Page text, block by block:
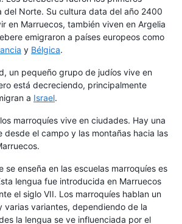
del Norte. Su cultura data del año 2400
en Marruecos, también viven en Argelia
emigraron a países europeos como
y Bélgica.
un pequeño grupo de judíos vive en
está decreciendo, principalmente
a Israel.
marroquíes vive en ciudades. Hay una
desde el campo y las montañas hacia las
se enseña en las escuelas marroquíes es
lengua fue introducida en Marruecos
el siglo VII. Los marroquíes hablan un
varias variantes, dependiendo de la
la lengua se ve influenciada por el